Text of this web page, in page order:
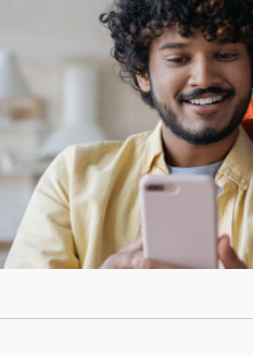
永久居留確認書（移民局
或臨時工作證（移民局表
學生簽證（移民局表格
以及1種個人身份證件：
有效護照
加拿大駕駛執照
加拿大政府簽發的身份證